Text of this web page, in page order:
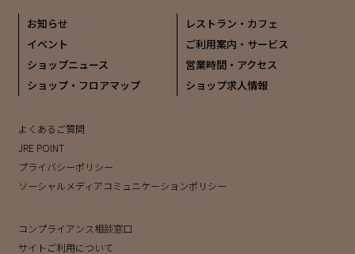
お知らせ
イベント
ショップニュース
ショップ・フロアマップ
レストラン・カフェ
ご利用案内・サービス
営業時間・アクセス
ショップ求人情報
よくあるご質問
JRE POINT
プライバシーポリシー
ソーシャルメディアコミュニケーションポリシー
コンプライアンス相談窓口
サイトご利用について